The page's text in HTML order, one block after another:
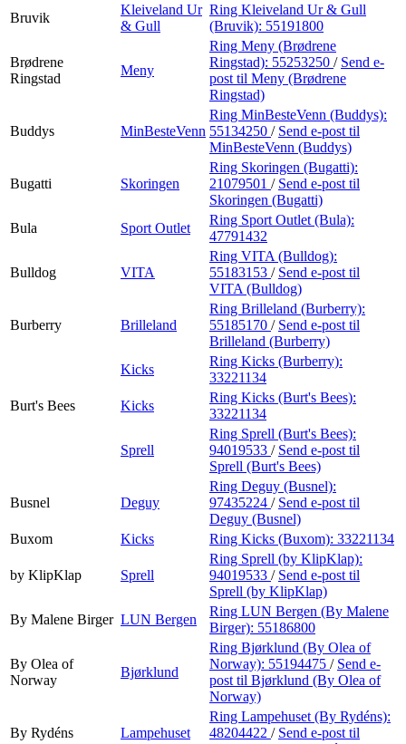
Bruvik
Kleiveland Ur
& Gull
Ring Kleiveland Ur & Gull
(Bruvik): 55191800
Brødrene
Ringstad
Meny
Ring Meny (Brødrene
Ringstad): 55253250 / Send e-
post til Meny (Brødrene
Ringstad)
Buddys MinBesteVenn
Ring MinBesteVenn (Buddys):
55134250 / Send e-post til
MinBesteVenn (Buddys)
Bugatti Skoringen
Ring Skoringen (Bugatti):
21079501 / Send e-post til
Skoringen (Bugatti)
Bula
Sport Outlet
Ring Sport Outlet (Bula):
47791432
Bulldog VITA
Ring VITA (Bulldog):
55183153 / Send e-post til
VITA (Bulldog)
Burberry Brilleland
Ring Brilleland (Burberry):
55185170 / Send e-post til
Brilleland (Burberry)
Kicks
Ring Kicks (Burberry):
33221134
Burt's Bees
Kicks
Ring Kicks (Burt's Bees):
33221134
Sprell
Ring Sprell (Burt's Bees):
94019533 / Send e-post til
Sprell (Burt's Bees)
Busnel Deguy
Ring Deguy (Busnel):
97435224 / Send e-post til
Deguy (Busnel)
Buxom
Kicks Ring Kicks (Buxom): 33221134
by KlipKlap Sprell
Ring Sprell (by KlipKlap):
94019533 / Send e-post til
Sprell (by KlipKlap)
By Malene Birger LUN Bergen
Ring LUN Bergen (By Malene
Birger): 55186800
By Olea of
Norway
Bjørklund
Ring Bjørklund (By Olea of
Norway): 55194475 / Send e-
post til Bjørklund (By Olea of
Norway)
By Rydéns Lampehuset
Ring Lampehuset (By Rydéns):
48204422 / Send e-post til